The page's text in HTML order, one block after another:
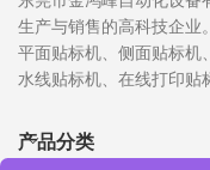
生产与销售的高科技企业
平面贴标机、侧面贴标机
水线贴标机、在线打印贴
产品分类